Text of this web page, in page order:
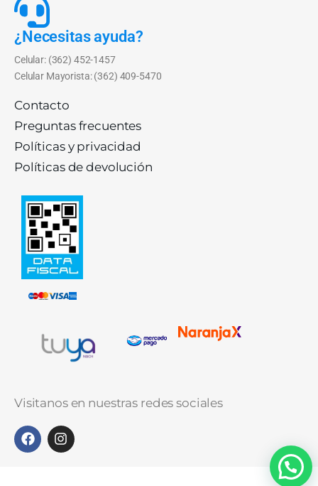
¿Necesitas ayuda?
Celular: (362) 452-1457
Celular Mayorista: (362) 409-5470
Contacto
Preguntas frecuentes
Políticas y privacidad
Políticas de devolución
Visitanos en nuestras redes sociales